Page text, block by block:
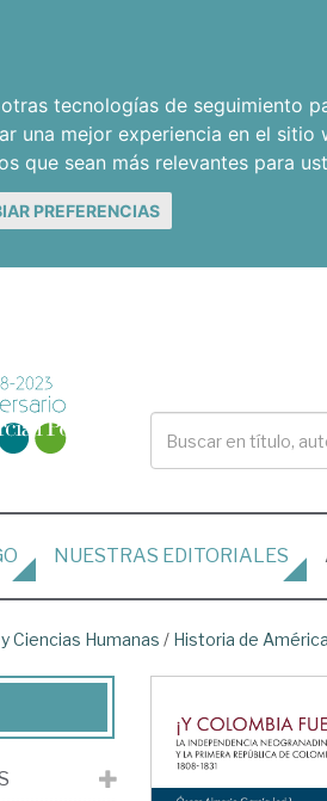
tecnologías de seguimiento
una mejor experiencia en el sitio
que sean más relevantes para
PREFERENCIAS
NUESTRAS EDITORIALES
Ciencias Humanas / Historia de América